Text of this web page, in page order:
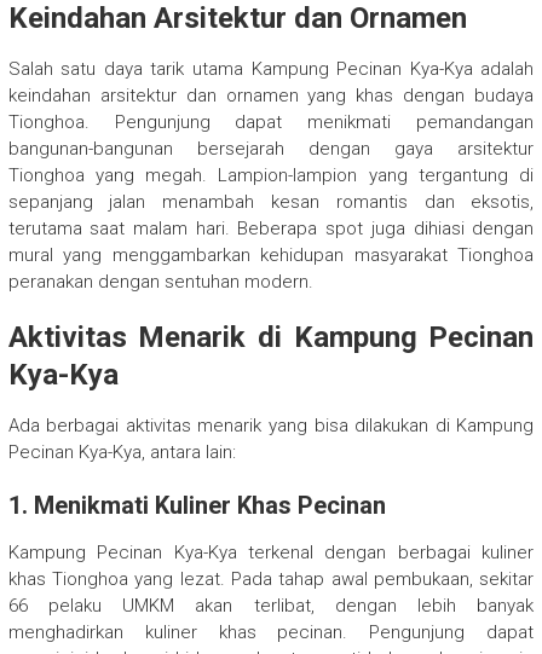
Keindahan Arsitektur dan Ornamen
Salah satu daya tarik utama Kampung Pecinan Kya-Kya adalah
keindahan arsitektur dan ornamen yang khas dengan budaya
Tionghoa. Pengunjung dapat menikmati pemandangan
bangunan-bangunan bersejarah dengan gaya arsitektur
Tionghoa yang megah. Lampion-lampion yang tergantung di
sepanjang jalan menambah kesan romantis dan eksotis,
terutama saat malam hari. Beberapa spot juga dihiasi dengan
mural yang menggambarkan kehidupan masyarakat Tionghoa
peranakan dengan sentuhan modern.
Aktivitas Menarik di Kampung Pecinan
Kya-Kya
Ada berbagai aktivitas menarik yang bisa dilakukan di Kampung
Pecinan Kya-Kya, antara lain:
1. Menikmati Kuliner Khas Pecinan
Kampung Pecinan Kya-Kya terkenal dengan berbagai kuliner
khas Tionghoa yang lezat. Pada tahap awal pembukaan, sekitar
66 pelaku UMKM akan terlibat, dengan lebih banyak
menghadirkan kuliner khas pecinan. Pengunjung dapat